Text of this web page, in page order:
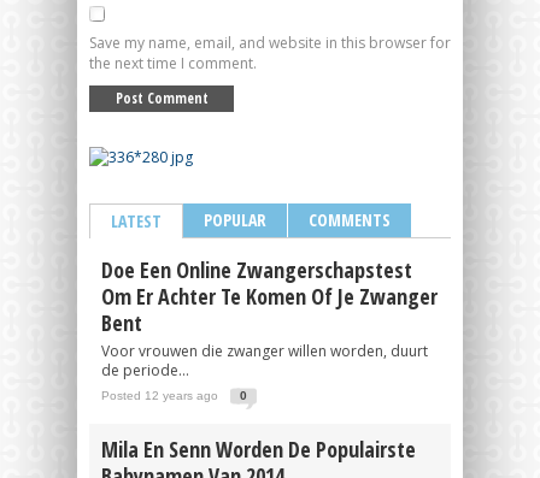
Save my name, email, and website in this browser for
the next time I comment.
LATEST POPULAR COMMENTS
Doe Een Online Zwangerschapstest
Om Er Achter Te Komen Of Je Zwanger
Bent
Voor vrouwen die zwanger willen worden, duurt
de periode...
Posted 12 years ago 0
Mila En Senn Worden De Populairste